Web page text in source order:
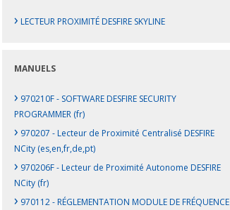
› LECTEUR PROXIMITÉ DESFIRE SKYLINE
MANUELS
› 970210F - SOFTWARE DESFIRE SECURITY
PROGRAMMER (fr)
› 970207 - Lecteur de Proximité Centralisé DESFIRE
NCity (es,en,fr,de,pt)
› 970206F - Lecteur de Proximité Autonome DESFIRE
NCity (fr)
› 970112 - RÉGLEMENTATION MODULE DE FRÉQUENCE